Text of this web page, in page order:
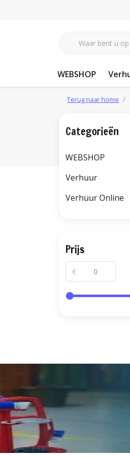
WEBSHOP
Terug naar home
Categorieën
WEBSHOP
Verhuur
Verhuur Online
Prijs
€